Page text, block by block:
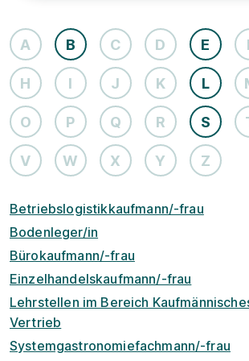
A B C D E
H I J K L
O P Q R S
V W X Y Z
Betriebslogistikkaufmann/-frau
Bodenleger/in
Bürokaufmann/-frau
Einzelhandelskaufmann/-frau
Lehrstellen im Bereich
Vertrieb
Systemgastronomiefachmann/-frau